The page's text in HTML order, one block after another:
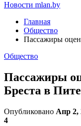
Новости mlan.by
Главная
Общество
Пассажиры
Общество
Пассажиры
Бреста в
Опубликовано Апр 2,
4